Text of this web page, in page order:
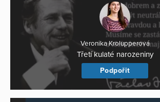
Veronika Krolupperová
Třetí kulaté narozeniny
Podpořit